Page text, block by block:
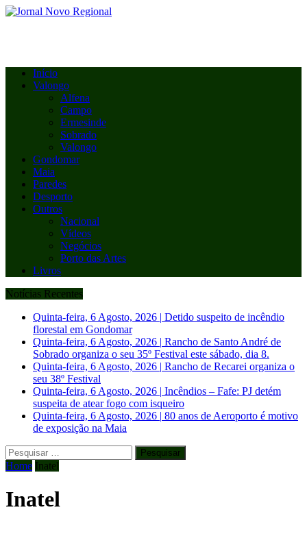
Início
Valongo
Alfena
Campo
Ermesinde
Sobrado
Valongo
Gondomar
Maia
Paredes
Desporto
Outros
Nacional
Vídeos
Negócios
Porto das Artes
Livros
Notícias Recentes
Quinta-feira, 6 Agosto, 2026 | Detido suspeito de incêndio
florestal em Gondomar
Quinta-feira, 6 Agosto, 2026 | Rancho de Santo André de
Sobrado organiza o seu 35º Festival este sábado, dia 8.
Quinta-feira, 6 Agosto, 2026 | Rancho de Recarei organiza o
seu 38º Festival
Quinta-feira, 6 Agosto, 2026 | Incêndios – Fafe: PJ detém
suspeita de atear fogo com isqueiro
Quinta-feira, 6 Agosto, 2026 | 80 anos de Aeroporto é motivo
de exposição na Maia
Pesquisar
por:
Home Inatel
Inatel